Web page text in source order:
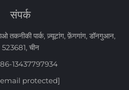
संपर्क
तकनीकी पार्क, ज़्यूटांग, फ़ेंगगांग, डॉनगुआन,
523681, चीन
13437797934
protected]